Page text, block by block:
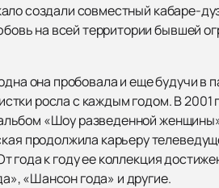
создали совместный кабаре-
на всей территории бывшей
она пробовала и еще будучи в
росла с каждым годом. В 2001
«Шоу разведенной
продолжила карьеру
года к году ее коллекция
«Шансон года» и другие.